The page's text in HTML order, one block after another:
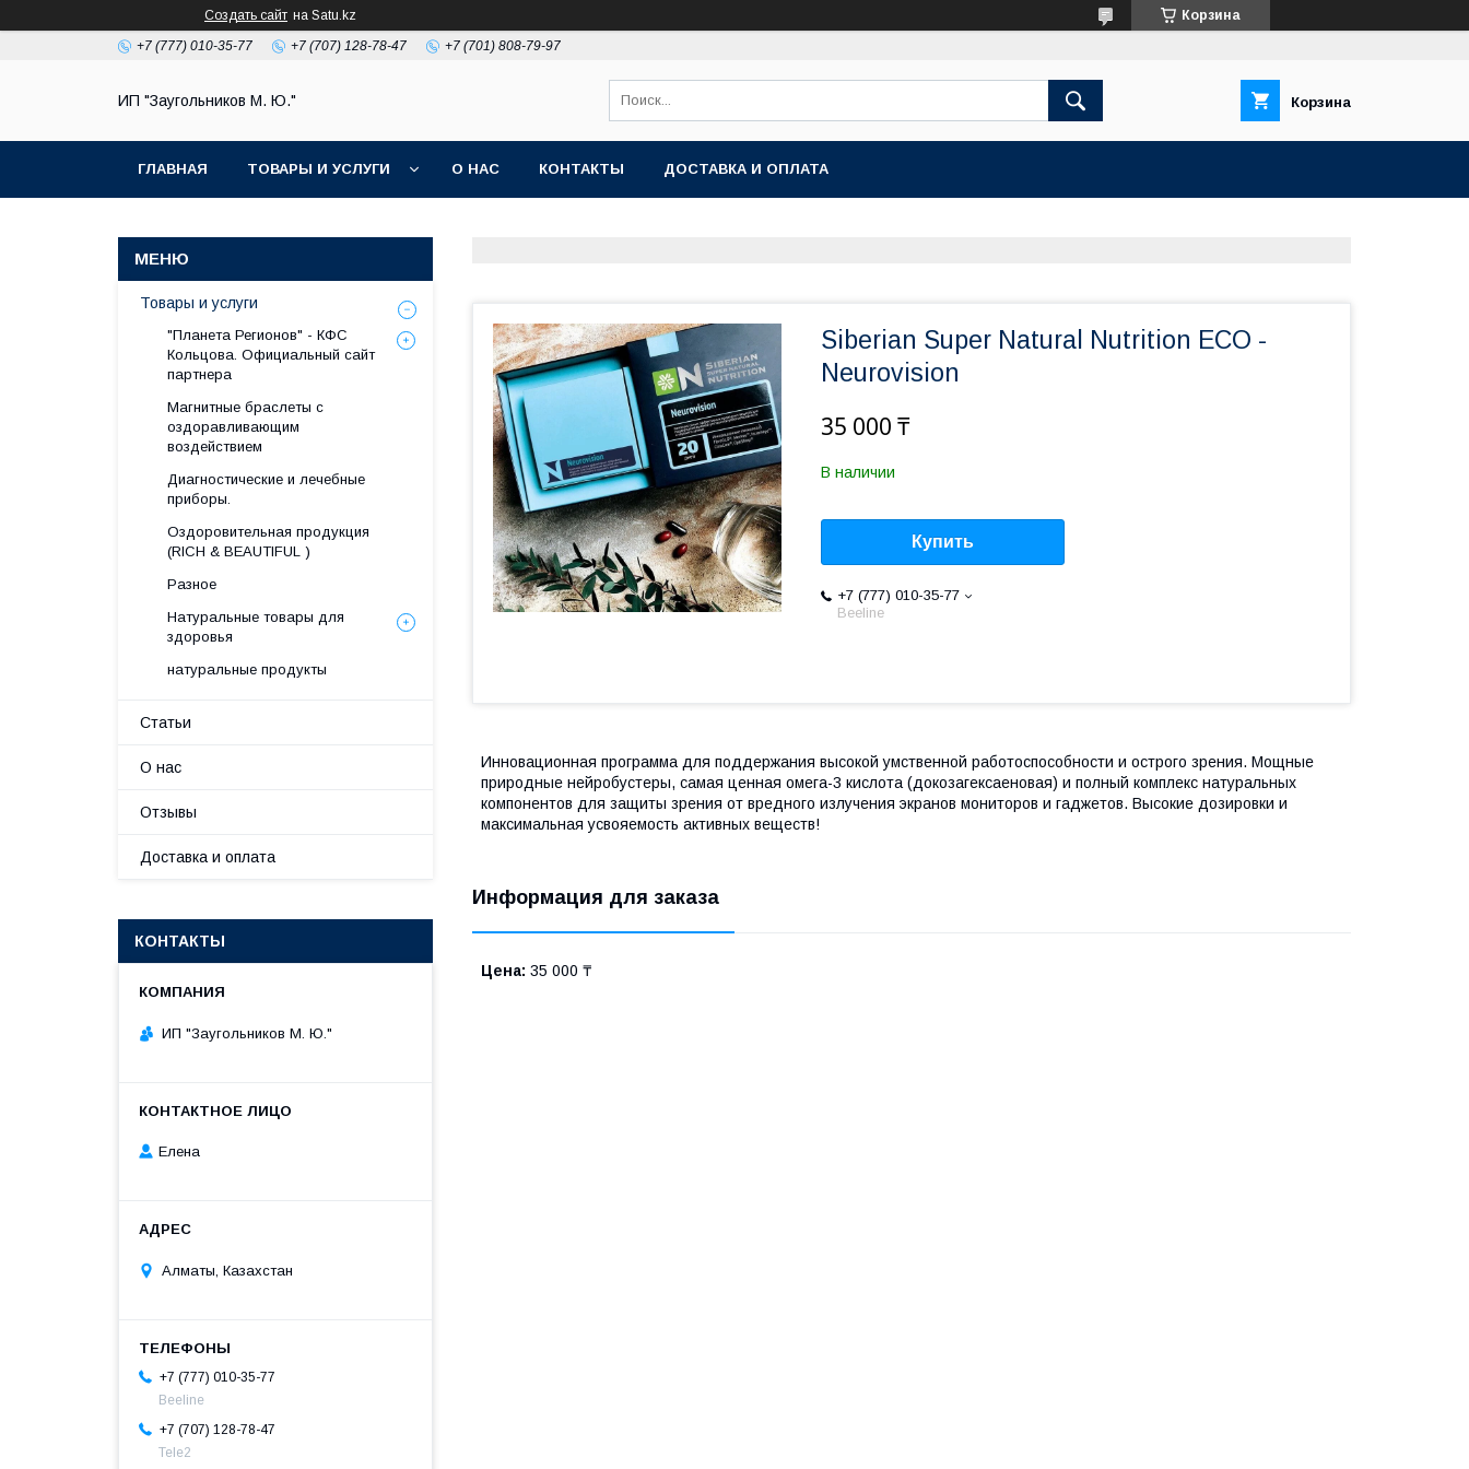
Создать сайт на Satu.kz Корзина
+7 (777) 010-35-77 +7 (707) 128-78-47 +7 (701) 808-79-97
ИП "Заугольников М. Ю." Корзина
ГЛАВНАЯ ТОВАРЫ И УСЛУГИ О НАС КОНТАКТЫ ДОСТАВКА И ОПЛАТА
Siberian Super Natural Nutrition ECO -
Neurovision
35 000 ₸
В наличии
Купить
+7 (777) 010-35-77
Beeline
Инновационная программа для поддержания высокой умственной работоспособности и острого зрения. Мощные
природные нейробустеры, самая ценная омега-3 кислота (докозагексаеновая) и полный комплекс натуральных
компонентов для защиты зрения от вредного излучения экранов мониторов и гаджетов. Высокие дозировки и
максимальная усвояемость активных веществ!
Информация для заказа
Цена: 35 000 ₸
Товары и услуги
"Планета Регионов" - КФС
Кольцова. Официальный сайт
партнера
Магнитные браслеты с
оздоравливающим
воздействием
Диагностические и лечебные
приборы.
Оздоровительная продукция
(RICH & BEAUTIFUL )
Разное
Натуральные товары для
здоровья
натуральные продукты
Статьи
О нас
Отзывы
Доставка и оплата
КОНТАКТЫ
ИП "Заугольников М. Ю."
Елена
Алматы, Казахстан
+7 (777) 010-35-77
Beeline
+7 (707) 128-78-47
Теle2